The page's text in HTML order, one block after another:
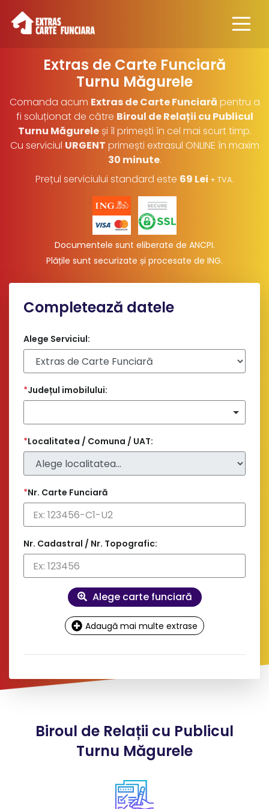
Extras de Carte Funciară
Turnu Măgurele
Comanda acum Extras de Carte Funciară pentru a
fi soluționat de către Biroul de Relații cu Publicul
Turnu Măgureleși îl primești în cel mai scurt timp.
Cu serviciul URGENT primești extrasul ONLINE în maxim
30 minute.
Prețul serviciului standard este 69 Lei + TVA.
Documentele sunt eliberate de ANCPI.
Plățile sunt securizate și procesate de ING.
Completează datele
Alege Serviciul:
*Județul imobilului:
*Localitatea / Comuna / UAT:
*Nr. Carte Funciară
Nr. Cadastral / Nr. Topografic:
Alege carte funciară
Adaugă mai multe extrase
Datecontact și facturare
Nume client:
Biroul de Relații cu Publicul
Turnu Măgurele